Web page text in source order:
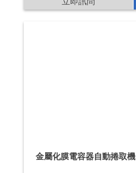
金屬化膜電容器自動捲取機